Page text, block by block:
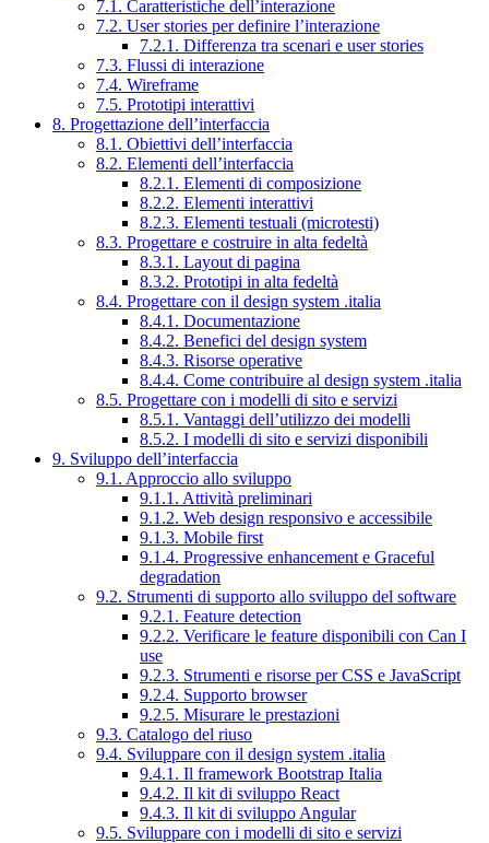
7.1. Caratteristiche dell’interazione
7.2. User stories per definire l’interazione
7.2.1. Differenza tra scenari e user stories
7.3. Flussi di interazione
7.4. Wireframe
7.5. Prototipi interattivi
8. Progettazione dell’interfaccia
8.1. Obiettivi dell’interfaccia
8.2. Elementi dell’interfaccia
8.2.1. Elementi di composizione
8.2.2. Elementi interattivi
8.2.3. Elementi testuali (microtesti)
8.3. Progettare e costruire in alta fedeltà
8.3.1. Layout di pagina
8.3.2. Prototipi in alta fedeltà
8.4. Progettare con il design system .italia
8.4.1. Documentazione
8.4.2. Benefici del design system
8.4.3. Risorse operative
8.4.4. Come contribuire al design system .italia
8.5. Progettare con i modelli di sito e servizi
8.5.1. Vantaggi dell’utilizzo dei modelli
8.5.2. I modelli di sito e servizi disponibili
9. Sviluppo dell’interfaccia
9.1. Approccio allo sviluppo
9.1.1. Attività preliminari
9.1.2. Web design responsivo e accessibile
9.1.3. Mobile first
9.1.4. Progressive enhancement e Graceful
degradation
9.2. Strumenti di supporto allo sviluppo del software
9.2.1. Feature detection
9.2.2. Verificare le feature disponibili con Can I
use
9.2.3. Strumenti e risorse per CSS e JavaScript
9.2.4. Supporto browser
9.2.5. Misurare le prestazioni
9.3. Catalogo del riuso
9.4. Sviluppare con il design system .italia
9.4.1. Il framework Bootstrap Italia
9.4.2. Il kit di sviluppo React
9.4.3. Il kit di sviluppo Angular
9.5. Sviluppare con i modelli di sito e servizi